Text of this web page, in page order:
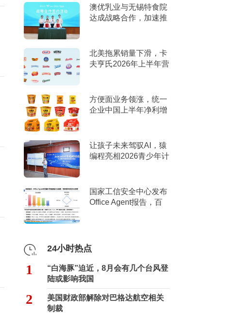
澳优乳业与无锡特食院
达成战略合作，加速推
北美拖累销量下滑，卡
夫亨氏2026年上半年营
方便面业务领涨，统一
企业中国上半年净利增
让孩子未来驾驭AI，猿
编程亮相2026青少年计
国家工信安全中心发布
Office Agent报告，百
24小时热点
1
“白海豚”迫近，8月会有几个台风登
陆或影响我国
2
美国财政部解除对巴格达航空相关
制裁